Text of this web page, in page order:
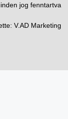
jog fenntartva​
V.AD Marketing